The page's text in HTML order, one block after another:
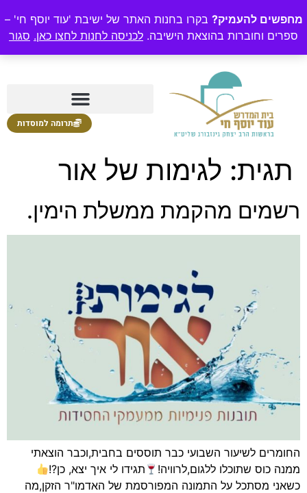
מחפשים להעמיק? בקרו בחנות האתר של ישיבת 'עוד יוסף חי' –
ספרים וחוברות בהוצאת הישיבה. לכניסה לחנות לחצו כאן. סגור
תרומה למוסדות
תגית: לגימות של אור
רשמים מהקמת ממשלת הימין.
החומרים לשיעור השבועי כבר תוססים בחבית,וכבר הוצאתי
ממנה כוס שתוכלו ללגום,לרוויה!
תגידו לי איך יצא, כן?!
כשאני מסתכל על התמונה המפורסמת של האדמו"ר הזקן,מה